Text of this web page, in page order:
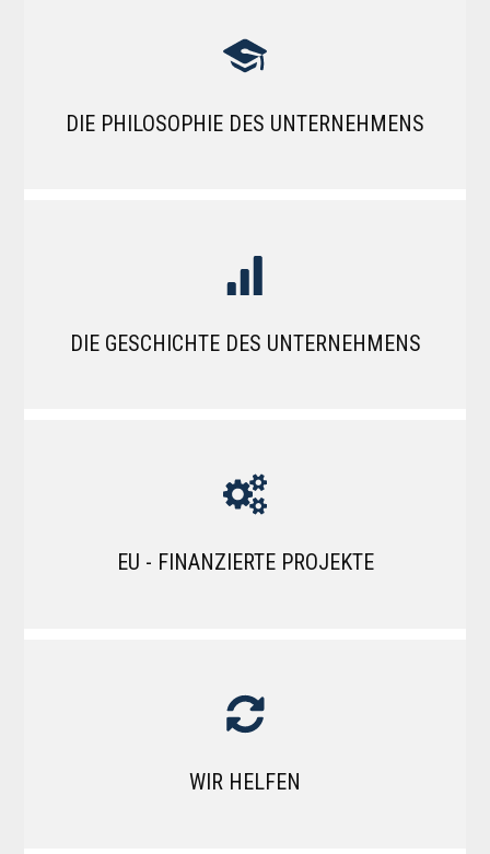
DIE PHILOSOPHIE DES UNTERNEHMENS
DIE GESCHICHTE DES UNTERNEHMENS
EU - FINANZIERTE PROJEKTE
WIR HELFEN